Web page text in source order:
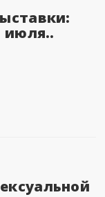
июля..